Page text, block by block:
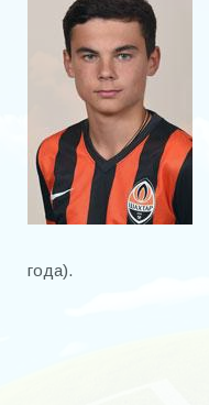
«Молния»
«Строитель»
«Торпедо»
Наша история. ФК
«Были когда-то и мы
Сезон 1966 г.
Сезон 1967 г.
года).